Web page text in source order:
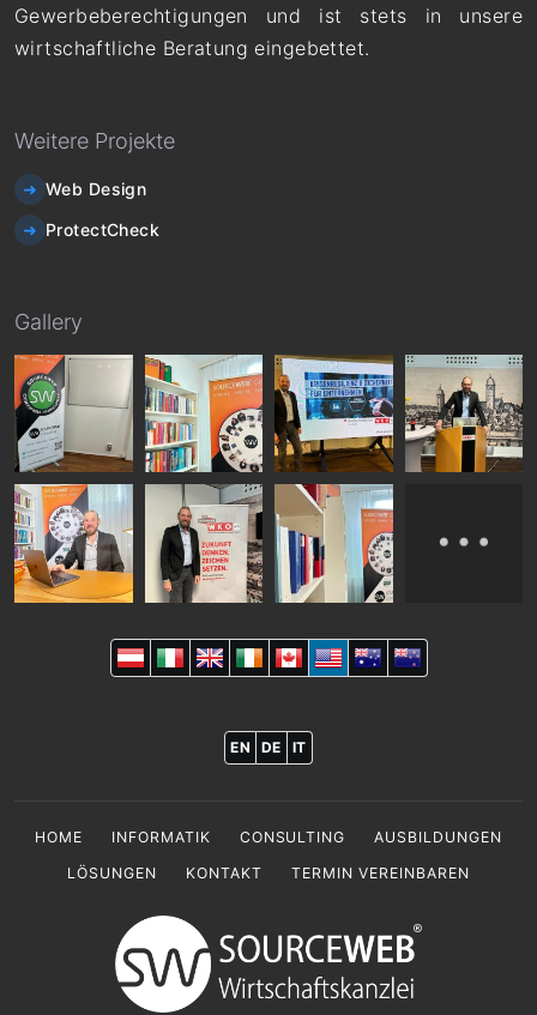
Gewerbeberechtigungen und ist stets in unsere
wirtschaftliche Beratung eingebettet.
Weitere Projekte
Web Design
ProtectCheck
Gallery
EN DE IT
HOME INFORMATIK CONSULTING
AUSBILDUNGEN
LÖSUNGEN
KONTAKT TERMIN VEREINBAREN